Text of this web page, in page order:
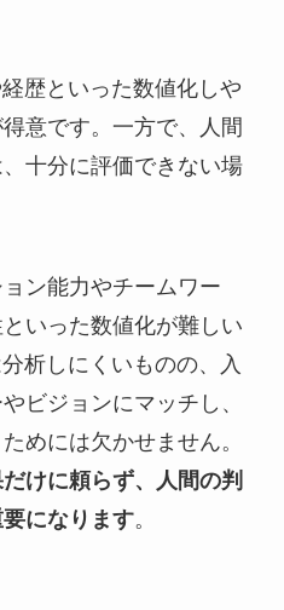
歴といった数値化しや
意です。​一方で、人間
十分に評価できない場
ン能力やチームワー
いった数値化が難しい
析しにくいものの、入
ビジョンにマッチし、
めには欠かせません。
けに頼らず、人間の判
になります。